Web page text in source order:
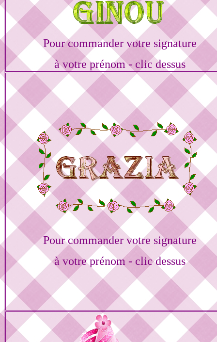
Pour commander votre signature
à votre prénom - clic dessus
Pour commander votre signature
à votre prénom - clic dessus